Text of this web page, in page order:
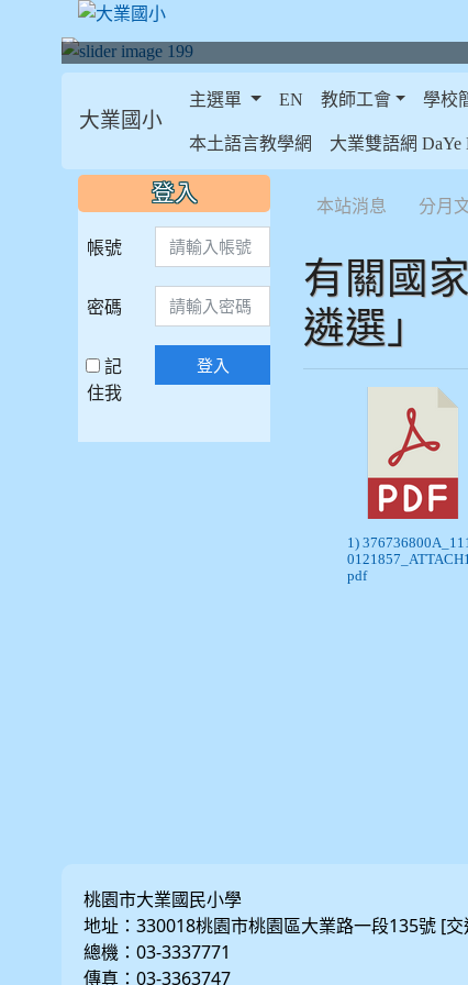
大業國小
主選單 EN 教師工會 學校
本土語言教學網 大業雙語網 DaYe
本站消息 分月
有關國
遴選」
1) 376736800A_111
0121857_ATTACH1.
pdf
::: 登入
帳號
密碼
記
住我
登入
桃園市大業國民小學
地址：330018桃園市桃園區大業路一段135號 [交
總機：03-3337771
傳真：03-3363747